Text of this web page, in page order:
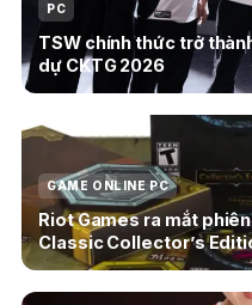
PC
TSW chính thức trở
dự CKTG 2026
GAME ONLINE PC
Riot Games ra mắt
Classic Collector’s